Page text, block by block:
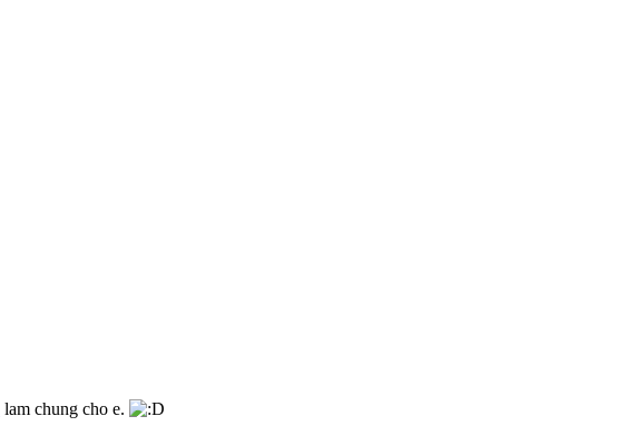
lam chung cho e.